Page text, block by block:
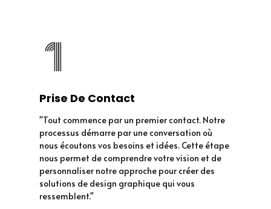
Prise De Contact
"Tout commence par un premier contact. Notre
processus démarre par une conversation où
nous écoutons vos besoins et idées. Cette étape
nous permet de comprendre votre vision et de
personnaliser notre approche pour créer des
solutions de design graphique qui vous
ressemblent."